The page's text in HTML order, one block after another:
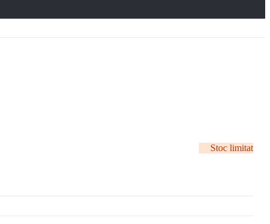
Stoc limitat